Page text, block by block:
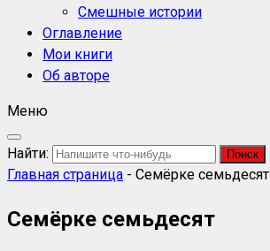
Смешные истории
Оглавление
Мои книги
Об авторе
Меню
Найти:
Главная страница - Семёрке семьдесят
Семёрке семьдесят